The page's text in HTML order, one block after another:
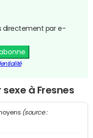
directement par e-
à Fresnes
(source :